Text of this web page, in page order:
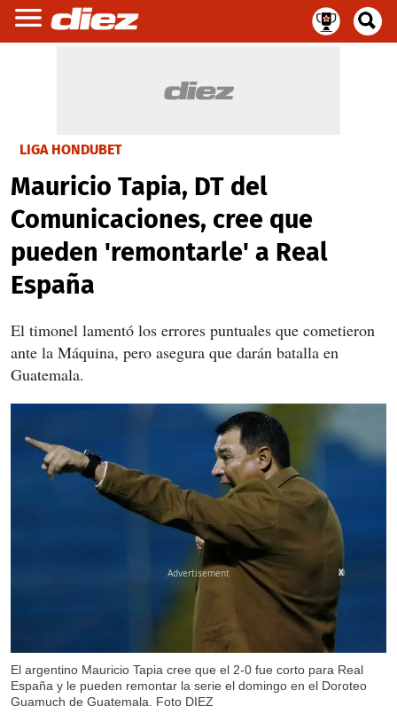
LIGA HONDUBET
Mauricio Tapia, DT del
Comunicaciones, cree que
pueden 'remontarle' a Real
España
El timonel lamentó los errores puntuales que cometieron
ante la Máquina, pero asegura que darán batalla en
Guatemala.
El argentino Mauricio Tapia cree que el 2-0 fue corto para Real
España y le pueden remontar la serie el domingo en el Doroteo
Guamuch de Guatemala. Foto DIEZ
X